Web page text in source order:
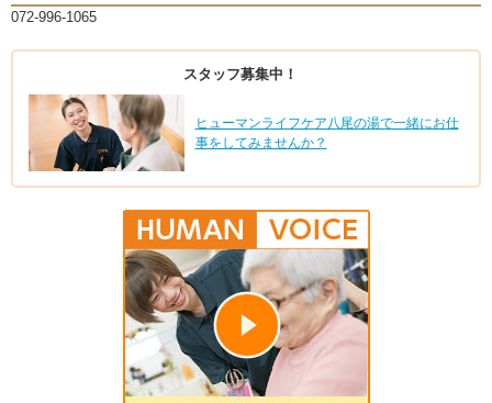
072-996-1065
スタッフ募集中！
ヒューマンライフケア八尾の湯で一緒にお仕
事をしてみませんか？